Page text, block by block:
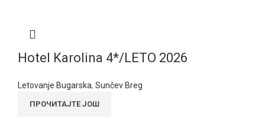
Hotel Karolina 4*/LETO 2026
Letovanje Bugarska, Sunčev Breg
ПРОЧИТАЈТЕ ЈОШ